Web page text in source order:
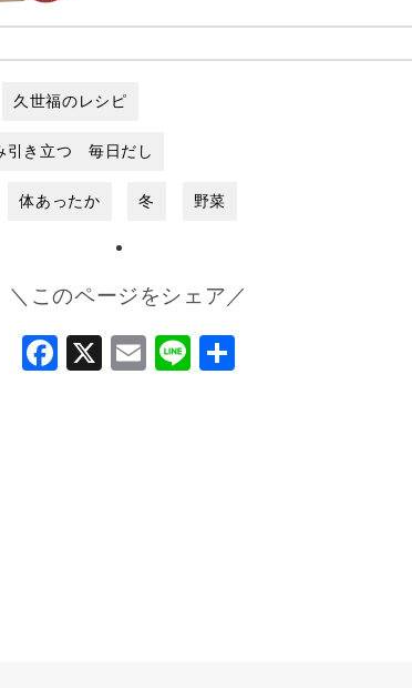
久世福のレシピ
き立つ 毎日だし
体あったか 冬 野菜
＼このページをシェア／
Facebook
X Email
Line